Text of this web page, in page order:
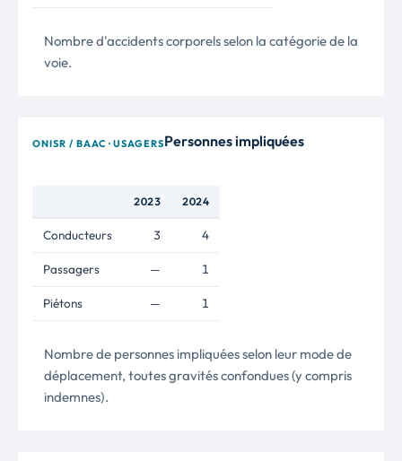
Nombre d'accidents corporels selon la catégorie de la
voie.
ONISR / BAAC · USAGERSPersonnes impliquées
2023 2024
Conducteurs 3 4
Passagers — 1
Piétons — 1
Nombre de personnes impliquées selon leur mode de
déplacement, toutes gravités confondues (y compris
indemnes).